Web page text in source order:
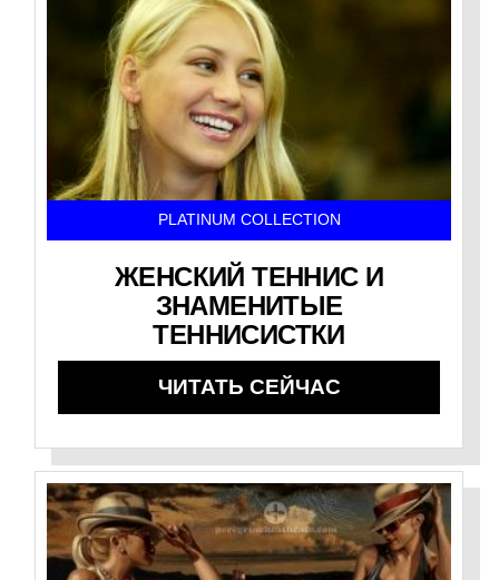
PLATINUM COLLECTION
ЖЕНСКИЙ ТЕННИС И
ЗНАМЕНИТЫЕ
ТЕННИСИСТКИ
ЧИТАТЬ СЕЙЧАС